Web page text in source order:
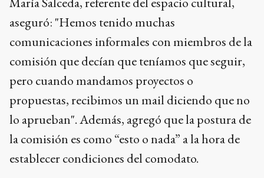
pero cuando mandamos proyectos o
propuestas, recibimos un mail diciendo que no
lo aprueban". Además, agregó que la postura de
la comisión es como “esto o nada” a la hora de
establecer condiciones del comodato.
Puede interesarte
El Club Ferro propuso una
mesa de diálogo a la